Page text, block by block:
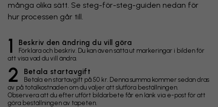
många olika sätt. Se steg-för-steg-guiden nedan för
hur processen går till.
1 Beskriv den ändring du vill göra
Förklara och beskriv. Du kan även sätta ut markeringar i bilden för
att visa vad du vill ändra.
2 Betala startavgift
Betala en startavgift på 50 kr. Denna summa kommer sedan dras
av på totalkostnaden om du väljer att slutföra beställningen.
Observera att du efter utfört bildarbete får en länk via e-post för att
göra beställningen av tapeten.